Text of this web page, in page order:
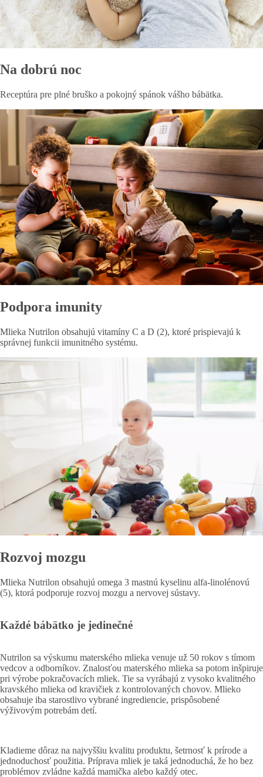
Na dobrú noc
Receptúra ​​pre plné bruško a pokojný spánok vášho bábätka.
Podpora imunity
Mlieka Nutrilon obsahujú vitamíny C a D (2), ktoré prispievajú k
správnej funkcii imunitného systému.
Rozvoj mozgu
Mlieka Nutrilon obsahujú omega 3 mastnú kyselinu alfa-linolénovú
(5), ktorá podporuje rozvoj mozgu a nervovej sústavy.
Každé bábätko je jedinečné
Nutrilon sa výskumu materského mlieka venuje už 50 rokov s tímom
vedcov a odborníkov. Znalosťou materského mlieka sa potom inšpiruje
pri výrobe pokračovacích mliek. Tie sa vyrábajú z vysoko kvalitného
kravského mlieka od kravičiek z kontrolovaných chovov. Mlieko
obsahuje iba starostlivo vybrané ingrediencie, prispôsobené
výživovým potrebám detí.
Kladieme dôraz na najvyššiu kvalitu produktu, šetrnosť k prírode a
jednoduchosť použitia. Príprava mliek je taká jednoduchá, že ho bez
problémov zvládne každá mamička alebo každý otec.